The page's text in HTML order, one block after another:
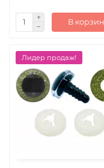
В
Лидер продаж!